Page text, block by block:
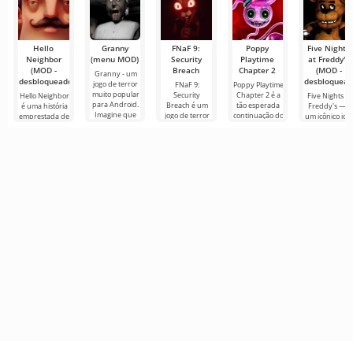
Hello
Neighbor
(MOD -
desbloqueado)
Hello Neighbor
é uma história
emprestada de
Granny
(menu MOD)
Granny - um
jogo de terror
muito popular
para Android.
Imagine que
FNaF 9:
Security
Breach
FNaF 9:
Security
Breach é um
jogo de terror
Poppy
Playtime
Chapter 2
Poppy Playtime
Chapter 2 é a
tão esperada
continuação do
Five Nights
at Freddy's
(MOD -
Five Nights at
Freddy's — é
um icônico